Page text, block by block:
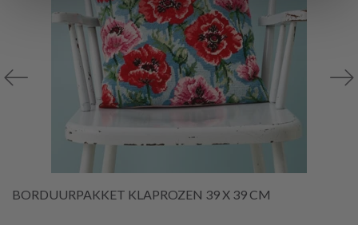
BORDUURPAKKET KLAPROZEN 39 X 39 CM